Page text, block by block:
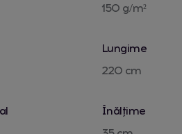
150 g/m²
Lungime
220 cm
Înălțime